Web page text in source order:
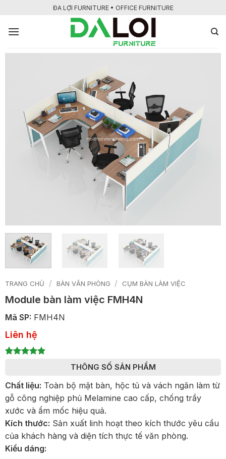
nội
ĐA LỢI FURNITURE • OFFICE FURNITURE
TRANG CHỦ / BÀN VĂN PHÒNG / CỤM BÀN LÀM VIỆC
Module bàn làm việc FMH4N
Mã SP: FMH4N
Liên hệ
THÔNG SỐ SẢN PHẨM
Chất liệu: Toàn bộ mặt bàn, hộc tủ và vách ngăn làm từ
gỗ công nghiệp phủ Melamine cao cấp, chống trầy
xước và ẩm mốc hiệu quả.
Kích thước: Sản xuất linh hoạt theo kích thước yêu cầu
của khách hàng và diện tích thực tế văn phòng.
Kiểu dáng: